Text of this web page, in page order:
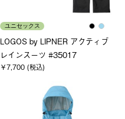
ユニセックス
LOGOS by LIPNER アクティブ
レインスーツ #35017
￥7,700 (税込)